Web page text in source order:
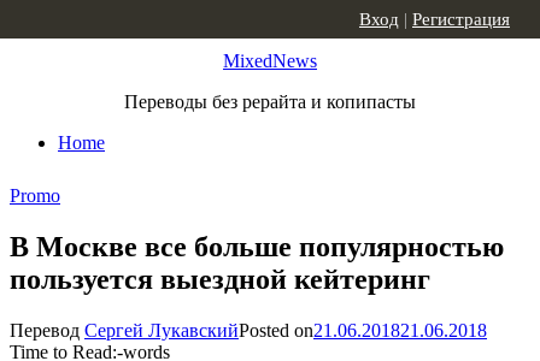
MixedNews
Переводы без рерайта и копипасты
Home
Вход | Регистрация
Promo
В Москве все больше популярностью
пользуется выездной кейтеринг
Перевод Сергей ЛукавскийPosted on21.06.201821.06.2018
Time to Read:-words